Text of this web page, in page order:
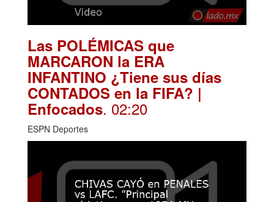
Las POLÉMICAS que
MARCARON la ERA
INFANTINO ¿Tiene sus días
CONTADOS en la FIFA? |
Enfocados. 02:20
ESPN Deportes